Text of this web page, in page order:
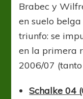
Brabec y
en suelo
triunfo: se
en la primera
2006/07
Schalke 04